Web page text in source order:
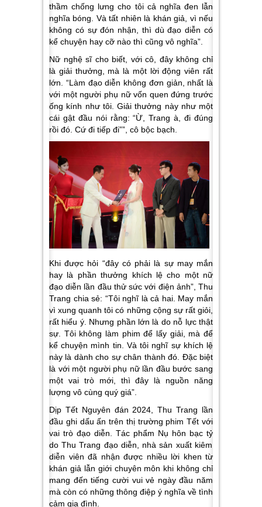
thầm chống lưng cho tôi cả nghĩa đen lẫn
nghĩa bóng. Và tất nhiên là khán giả, vì nếu
không có sự đón nhận, thì dù đạo diễn có
kể chuyện hay cỡ nào thì cũng vô nghĩa”.
Nữ nghệ sĩ cho biết, với cô, đây không chỉ
là giải thưởng, mà là một lời động viên rất
lớn. “Làm đạo diễn không đơn giản, nhất là
với một người phụ nữ vốn quen đứng trước
ống kính như tôi. Giải thưởng này như một
cái gật đầu nói rằng: “Ừ, Trang à, đi đúng
rồi đó. Cứ đi tiếp đi””, cô bộc bạch.
Khi được hỏi “đây có phải là sự may mắn
hay là phần thưởng khích lệ cho một nữ
đạo diễn lần đầu thử sức với điện ảnh”, Thu
Trang chia sẻ: “Tôi nghĩ là cả hai. May mắn
vì xung quanh tôi có những cộng sự rất giỏi,
rất hiểu ý. Nhưng phần lớn là do nỗ lực thật
sự. Tôi không làm phim để lấy giải, mà để
kể chuyện mình tin. Và tôi nghĩ sự khích lệ
này là dành cho sự chân thành đó. Đặc biệt
là với một người phụ nữ lần đầu bước sang
một vai trò mới, thì đây là nguồn năng
lượng vô cùng quý giá”.
Dịp Tết Nguyên đán 2024, Thu Trang lần
đầu ghi dấu ấn trên thị trường phim Tết với
vai trò đạo diễn. Tác phẩm Nụ hôn bạc tỷ
do Thu Trang đạo diễn, nhà sản xuất kiêm
diễn viên đã nhận được nhiều lời khen từ
khán giả lẫn giới chuyên môn khi không chỉ
mang đến tiếng cười vui vẻ ngày đầu năm
mà còn có những thông điệp ý nghĩa về tình
cảm gia đình.